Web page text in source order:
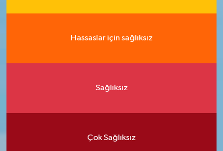
Hassaslar için sağlıksız
Sağlıksız
Çok Sağlıksız